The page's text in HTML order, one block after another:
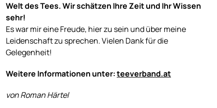
Welt des Tees. Wir schätzen Ihre Zeit und Ihr Wissen
sehr!
Es war mir eine Freude, hier zu sein und über meine
Leidenschaft zu sprechen. Vielen Dank für die
Gelegenheit!
Weitere Informationen unter:teeverband.at
von Roman Härtel